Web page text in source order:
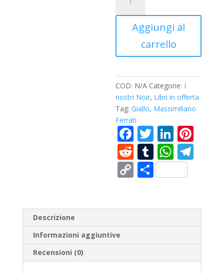
nebbia
nell'Anima
quantitàAggiungi al
carrello
COD: N/A Categorie: I
nostri Noir, Libri in offerta
Tag:Giallo, Massimiliano
Ferrati
F
ac
e
b
o
k
T
w
itt
er
Li
n
k
e
n
R
e
d
t
T
u
m
r
W
h
at
A
p
p
a
m
C
Li
n
k
C
vi
di
Descrizione
Informazioni aggiuntive
Recensioni (0)